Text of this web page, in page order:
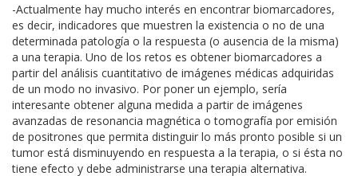
-Actualmente hay mucho interés en encontrar biomarcadores,
es decir, indicadores que muestren la existencia o no de una
determinada patología o la respuesta (o ausencia de la misma)
a una terapia. Uno de los retos es obtener biomarcadores a
partir del análisis cuantitativo de imágenes médicas adquiridas
de un modo no invasivo. Por poner un ejemplo, sería
interesante obtener alguna medida a partir de imágenes
avanzadas de resonancia magnética o tomografía por emisión
de positrones que permita distinguir lo más pronto posible si un
tumor está disminuyendo en respuesta a la terapia, o si ésta no
tiene efecto y debe administrarse una terapia alternativa.